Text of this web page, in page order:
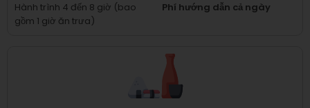
Hành trình 4 đến 8 giờ (bao
gồm 1 giờ ăn trưa)
Phí hướng dẫn cả ngày